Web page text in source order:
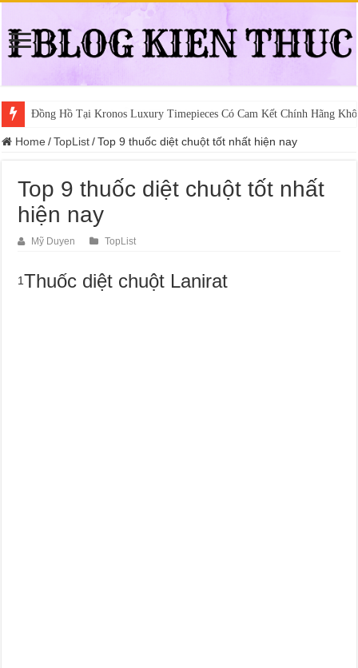
Đồng Hồ Tại Kronos Luxury Timepieces Có Cam Kết Chính Hãng
Home / TopList / Top 9 thuốc diệt chuột tốt nhất hiện nay
Top 9 thuốc diệt chuột tốt nhất
hiện nay
Mỹ Duyen TopList
1 Thuốc diệt chuột Lanirat